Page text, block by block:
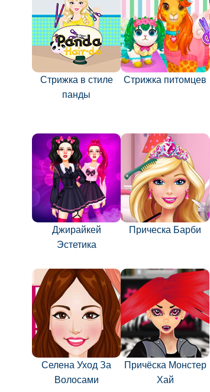
Стрижка в стиле
панды
Стрижка питомцев
Джирайкей
Эстетика
Прическа Барби
Селена Уход За
Волосами
Причёска Монстер
Хай